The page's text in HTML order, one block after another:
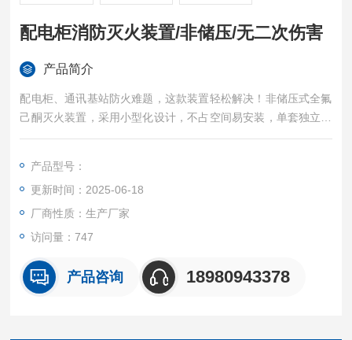
配电柜消防灭火装置/非储压/无二次伤害
产品简介
配电柜、通讯基站防火难题，这款装置轻松解决！非储压式全氟
己酮灭火装置，采用小型化设计，不占空间易安装，单套独立或
多组集成灵活选，灭火效率高，降温效果好，绝缘性能保障电气
站，多场景火情防护一步到位。配电柜消防灭火装置/非储压/无
二次伤害
产品型号：
更新时间：2025-06-18
厂商性质：生产厂家
访问量：747
产品咨询 18980943378